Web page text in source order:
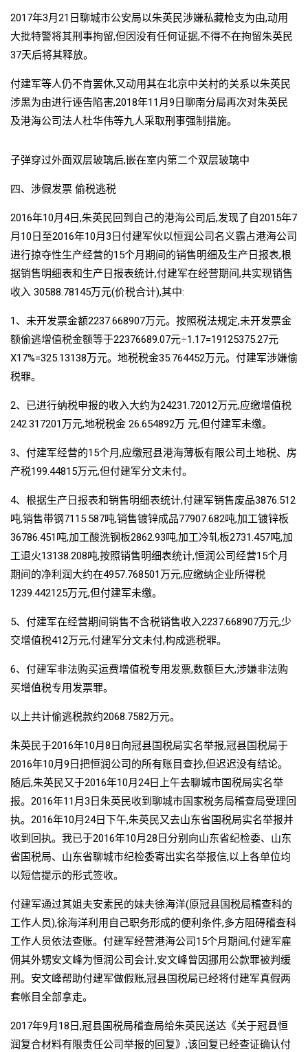
2017年3月21日聊城市公安局以朱英民涉嫌私藏枪支为由,动用
大批特警将其刑事拘留,但因没有任何证据,不得不在拘留朱英民
37天后将其释放。
付建军等人仍不肯罢休,又动用其在北京中关村的关系以朱英民
涉黑为由进行诬告陷害,2018年11月9日聊南分局再次对朱英民
及港海公司法人杜华伟等九人采取刑事强制措施。
子弹穿过外面双层玻璃后,嵌在室内第二个双层玻璃中
四、涉假发票 偷税逃税
2016年10月4日,朱英民回到自己的港海公司后,发现了自2015年7
月10日至2016年10月3日付建军伙以恒润公司名义霸占港海公司
进行掠夺性生产经营的15个月期间的销售明细及生产日报表,根
据销售明细表和生产日报表统计,付建军在经营期间,共实现销售
收入 30588.78145万元(价税合计),其中:
1、未开发票金额2237.668907万元。按照税法规定,未开发票金
额偷逃增值税金额等于22376689.07元÷1.17=19125375.27元
X17%=325.13138万元。地税税金35.764452万元。付建军涉嫌偷
税罪。
2、已进行纳税申报的收入大约为24231.72012万元,应缴增值税
242.317201万元,地税税金 26.654892万 元,但付建军未缴。
3、付建军经营的15个月,应缴冠县港海薄板有限公司土地税、房
产税199.44815万元,但付建军分文未付。
4、根据生产日报表和销售明细表统计,付建军销售废品3876.512
吨,销售带钢7115.587吨,销售镀锌成品77907.682吨,加工镀锌板
36786.451吨,加工酸洗钢板2862.93吨,加工冷轧板2731.457吨,加
工退火13138.208吨,按照销售明细表统计,恒润公司经营15个月
期间的净利润大约在4957.768501万元,应缴纳企业所得税
1239.442125万元,但付建军未缴。
5、付建军在经营期间销售不含税销售收入2237.668907万元,少
交增值税412万元,付建军分文未付,构成逃税罪。
6、付建军非法购买运费增值税专用发票,数额巨大,涉嫌非法购
买增值税专用发票罪。
以上共计偷逃税款约2068.7582万元。
朱英民于2016年10月8日向冠县国税局实名举报,冠县国税局于
2016年10月9日把恒润公司的所有账目查抄,但迟迟没有结论。
随后,朱英民又于2016年10月24日上午去聊城市国税局实名举
报。2016年11月3日朱英民收到聊城市国家税务局稽查局受理回
执。2016年10月24日下午,朱英民又去山东省国税局实名举报并
收到回执。我已于2016年10月28日分别向山东省纪检委、山东
省国税局、山东省聊城市纪检委寄出实名举报信,以上各单位均
以短信提示的形式签收。
付建军通过其姐夫安素民的妹夫徐海洋(原冠县国税局稽查科的
工作人员),徐海洋利用自己职务形成的便利条件,多方阻碍稽查科
工作人员依法查账。付建军经营港海公司15个月期间,付建军雇
佣其外甥安文峰为恒润公司会计,安文峰曾因挪用公款罪被判缓
刑。安文峰帮助付建军做假账,冠县国税局已经将付建军真假两
套帐目全部拿走。
2017年9月18日,冠县国税局稽查局给朱英民送达《关于冠县恒
润复合材料有限责任公司举报的回复》,该回复已经查证确认付